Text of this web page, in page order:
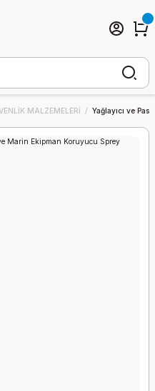
MALZEMELERİ Yağlayıcı ve